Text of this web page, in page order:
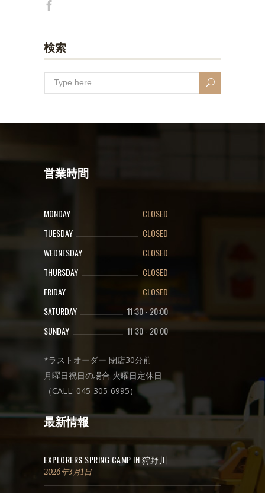
検索
営業時間
MONDAY
CLOSED
TUESDAY
CLOSED
WEDNESDAY
CLOSED
THURSDAY
CLOSED
FRIDAY
CLOSED
SATURDAY
11:30- 20:00
SUNDAY
11:30-20:00
*ラストオーダー 閉店30分前
月曜日祝日の場合 火曜日定休日
（CALL: 045-305-6995）
最新情報
EXPLORERS SPRING CAMP IN 狩野川
2026年3月1日